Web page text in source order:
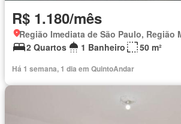
R$ 1.180/mês
2 Quartos
1 Banheiro 50 m²
Há 1 semana, 1 dia em QuintoAndar